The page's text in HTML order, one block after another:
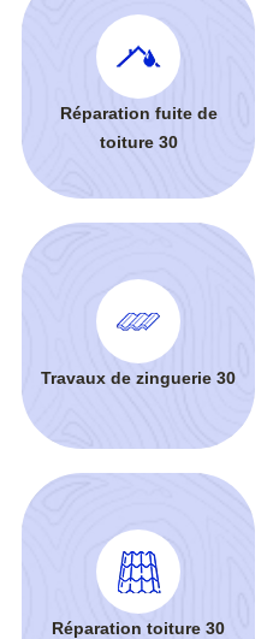
Réparation fuite de
toiture 30
Travaux de zinguerie 30
Réparation toiture 30